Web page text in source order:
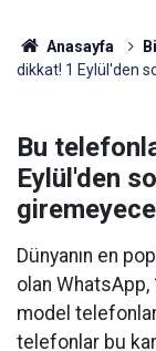
Anasayfa
dikkat! 1 Eylül'den
Bu
Eylül'den
Dünyanın en
olan WhatsApp,
model
telefonlar bu